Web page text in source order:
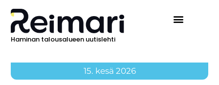
Haminan talousalueen uutislehti
15. kesä 2026